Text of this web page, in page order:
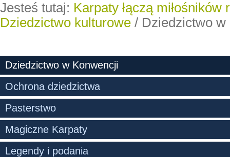
Jesteś tutaj: Karpaty łączą miłośników
Dziedzictwo kulturowe / Dziedzictwo w
Dziedzictwo w Konwencji
Ochrona dziedzictwa
Pasterstwo
Magiczne Karpaty
Legendy i podania